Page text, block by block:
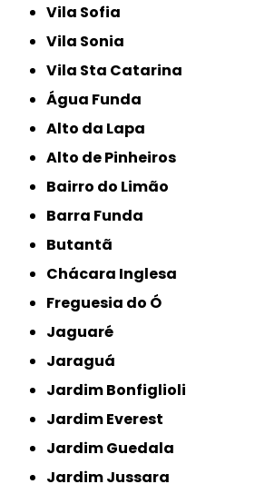
Vila Sofia
Vila Sonia
Vila Sta Catarina
Água Funda
Alto da Lapa
Alto de Pinheiros
Bairro do Limão
Barra Funda
Butantã
Chácara Inglesa
Freguesia do Ó
Jaguaré
Jaraguá
Jardim Bonfiglioli
Jardim Everest
Jardim Guedala
Jardim Jussara